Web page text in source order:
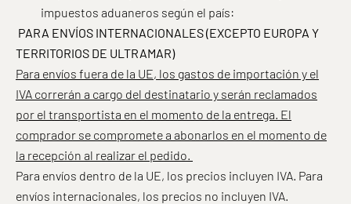
impuestos aduaneros según el país:
PARA ENVÍOS INTERNACIONALES (EXCEPTO EUROPA Y
TERRITORIOS DE ULTRAMAR)
Para envíos fuera de la UE, los gastos de importación y el
IVA correrán a cargo del destinatario y serán reclamados
por el transportista en el momento de la entrega. El
comprador se compromete a abonarlos en el momento de
la recepción al realizar el pedido.
Para envíos dentro de la UE, los precios incluyen IVA. Para
envíos internacionales, los precios no incluyen IVA.